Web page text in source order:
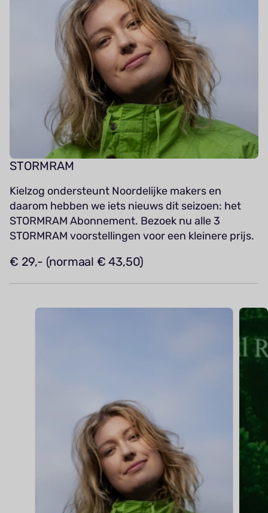
STORMRAM
Kielzog ondersteunt Noordelijke makers en
daarom hebben we iets nieuws dit seizoen: het
STORMRAM Abonnement. Bezoek nu alle 3
STORMRAM voorstellingen voor een kleinere prijs.
€ 29,- (normaal € 43,50)